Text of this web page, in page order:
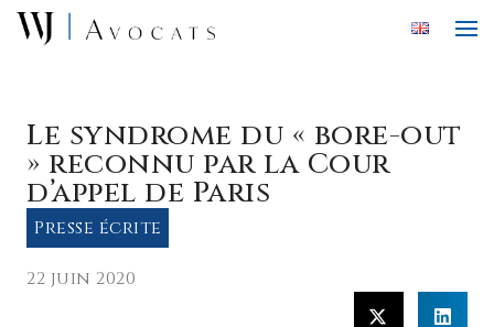
Skip to main content
Le syndrome du « bore-out
» reconnu par la Cour
d’appel de Paris
Presse écrite
22 juin 2020